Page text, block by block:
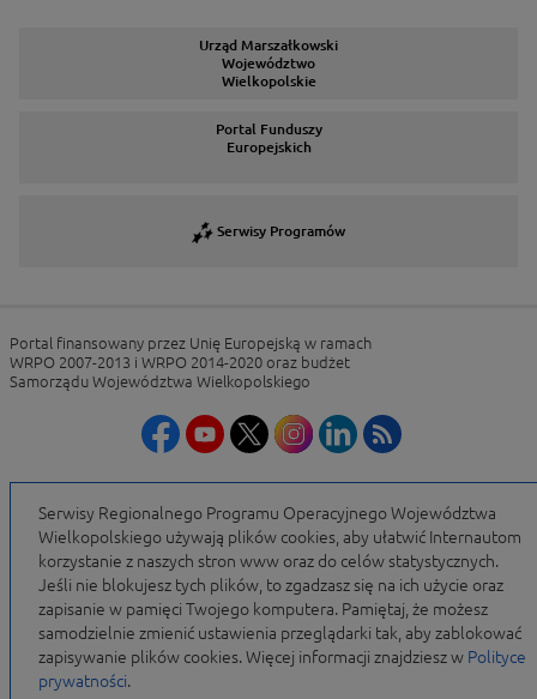
Urząd Marszałkowski
Województwo
Wielkopolskie
Portal Funduszy
Europejskich
Serwisy Programów
Portal finansowany przez Unię Europejską w ramach
WRPO 2007-2013 i WRPO 2014-2020 oraz budżet
Samorządu Województwa Wielkopolskiego
Serwisy Regionalnego Programu Operacyjnego Województwa
Wielkopolskiego używają plików cookies, aby ułatwić Internautom
korzystanie z naszych stron www oraz do celów statystycznych.
Jeśli nie blokujesz tych plików, to zgadzasz się na ich użycie oraz
zapisanie w pamięci Twojego komputera. Pamiętaj, że możesz
samodzielnie zmienić ustawienia przeglądarki tak, aby zablokować
zapisywanie plików cookies. Więcej informacji znajdziesz w Polityce
prywatności.